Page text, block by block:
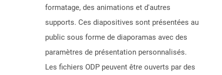
formatage, des animations et d'autres
supports. Ces diapositives sont présentées au
public sous forme de diaporamas avec des
paramètres de présentation personnalisés.
Les fichiers ODP peuvent être ouverts par des